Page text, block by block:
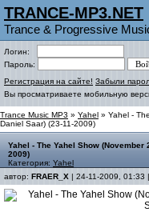
TRANCE-MP3.NET
Trance & Progressive
Логин:
Пароль:
Регистрация на сайте! Забыли
Вы просматриваете мобильную
Trance Music MP3 » Yahel » Yahel -
Daniel Saar) (23-11-2009)
Yahel - The Yahel Show
2009)
Категория: Yahel
автор: FRAER_X | 24-11-2009, 01:33